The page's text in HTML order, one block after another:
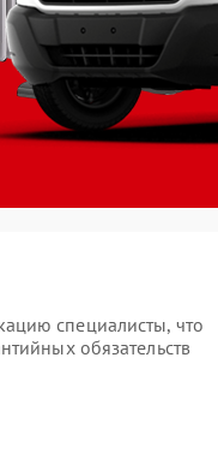
специалисты, что
обязательств